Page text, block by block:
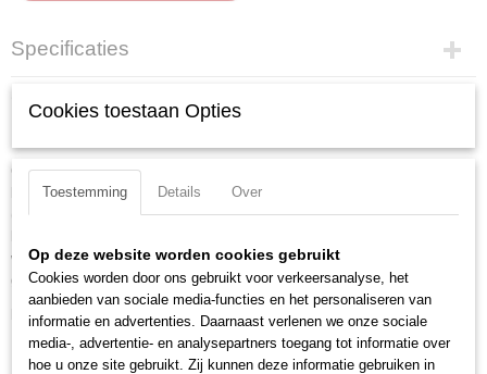
Specificaties
97 59 14
4003773026976
Productcode leverancier
0,01 Kg
Bruto gewicht
0,01 Kg
Afmetingen (l,b,h)
2,50 x 2 x 1 cm
Omschrijving
Consequent hoge krimpkwaliteit dankzij precisiebekken en geforceerde
blokkering (ontgrendelbaar). De krimpdruk is in de fabriek exact ingesteld
(gekalibreerd) en kan achteraf door de fabriek nagesteld worden. Meer
werken. Makkelijke hantering dankzij de 20 graden-gebogen kop, laag
gewicht en compacte bouwvorm.
Downloads:
Datasheet specificaties
Cookies toestaan Opties
Toestemming Details Over
Op deze website worden cookies gebruikt
Cookies worden door ons gebruikt voor verkeersanalyse, het
aanbieden van sociale media-functies en het personaliseren van
informatie en advertenties. Daarnaast verlenen we onze sociale
media-, advertentie- en analysepartners toegang tot informatie over
hoe u onze site gebruikt. Zij kunnen deze informatie gebruiken in